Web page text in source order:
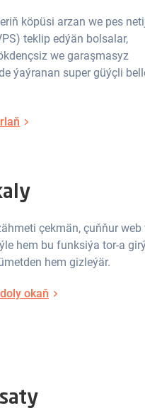
köpüsi arzan we pes
teklip edýän bolsalar,
we garaşmasyz
ýaýranan super güýçli
çekmän, çuňňur web
hem bu funksiýa tor-a
hem gizleýär.
okaň